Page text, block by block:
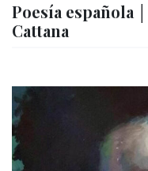
Poesía española
Cattana